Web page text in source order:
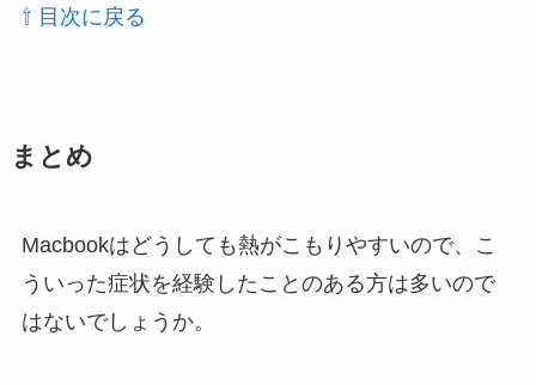
⇧ 目次に戻る
まとめ
Macbookはどうしても熱がこもりやすいので、こ
ういった症状を経験したことのある方は多いので
はないでしょうか。